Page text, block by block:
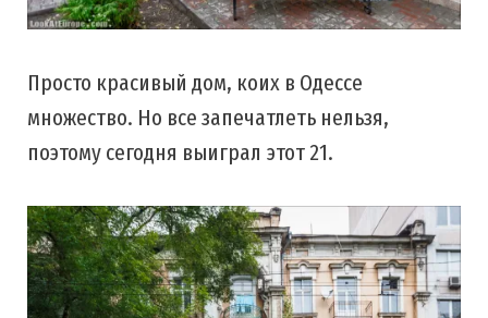
Просто красивый дом, коих в Одессе
множество. Но все запечатлеть нельзя,
поэтому сегодня выиграл этот 21.